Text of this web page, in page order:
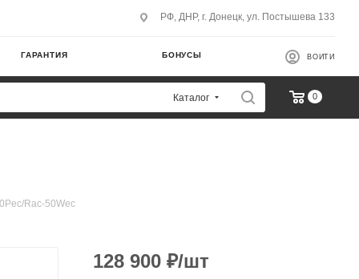
РФ, ДНР, г. Донецк, ул. Постышева 133
ГАРАНТИЯ БОНУСЫ ВОЙТИ
Каталог 0
Rac-50Wec
128 900 ₽/шт